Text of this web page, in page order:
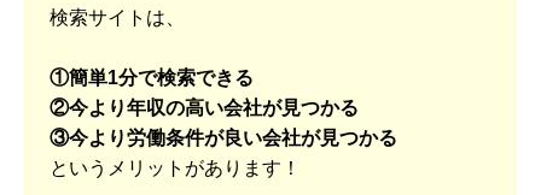
検索サイトは、
①簡単1分で検索できる
②今より年収の高い会社が見つかる
③今より労働条件が良い会社が見つかる
というメリットがあります！